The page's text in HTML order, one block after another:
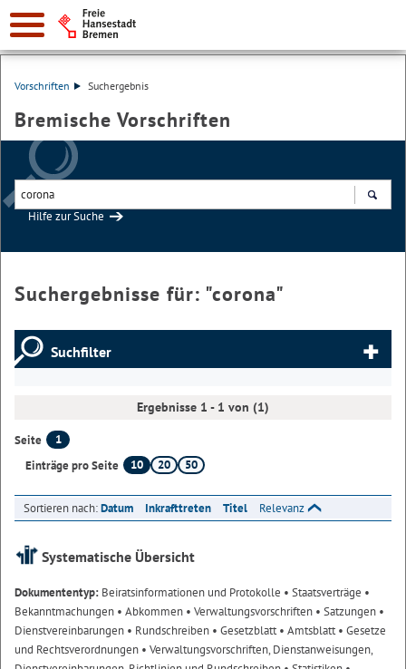
Vorschriften Suchergebnis
Bremische Vorschriften
Hilfe zur Suche
Suchergebnisse für: "corona"
Suchfilter
Ergebnisse 1 - 1 von (1)
Seite
1
Einträge pro Seite
10 20 50
Sortieren nach:Datum Inkrafttreten Titel Relevanz
Systematische Übersicht
Dokumententyp: Beiratsinformationen und Protokolle • Staatsverträge •
Bekanntmachungen • Abkommen • Verwaltungsvorschriften • Satzungen •
Dienstvereinbarungen • Rundschreiben • Gesetzblatt• Amtsblatt• Gesetze
und Rechtsverordnungen • Verwaltungsvorschriften, Dienstanweisungen,